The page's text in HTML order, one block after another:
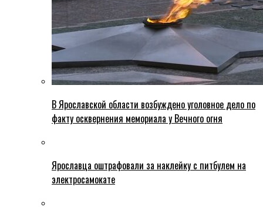
В Ярославской области возбуждено уголовное дело по
факту осквернения мемориала у Вечного огня
Ярославца оштрафовали за наклейку с питбулем на
электросамокате